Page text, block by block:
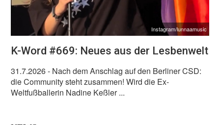
Instagram/lunnaamusic
K-Word #669: Neues aus der Lesbenwelt
31.7.2026- Nach dem Anschlag auf den Berliner CSD:
die Community steht zusammen! Wird die Ex-
Weltfußballerin Nadine Keßler ...